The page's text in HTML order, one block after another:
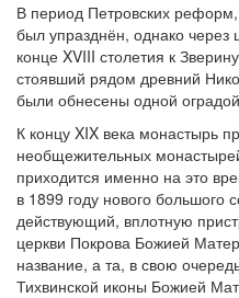
В период Петровских
был упразднён, однако через
конце XVIII столетия к
стоявший рядом древний
были обнесены одной
К концу XIX века монастырь
необщежительных
приходится именно на это
в 1899 году нового большого
действующий, вплотную
церкви Покрова Божией
название, а та, в свою
Тихвинской иконы Божией